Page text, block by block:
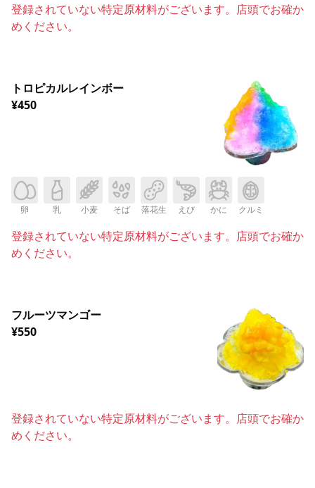
登録されていない特定原材料がございます。店頭でお確か
めください。
トロピカルレインボー
¥450
卵 乳 小麦 そば 落花生 えび かに クルミ
登録されていない特定原材料がございます。店頭でお確か
めください。
フルーツマンゴー
¥550
登録されていない特定原材料がございます。店頭でお確か
めください。